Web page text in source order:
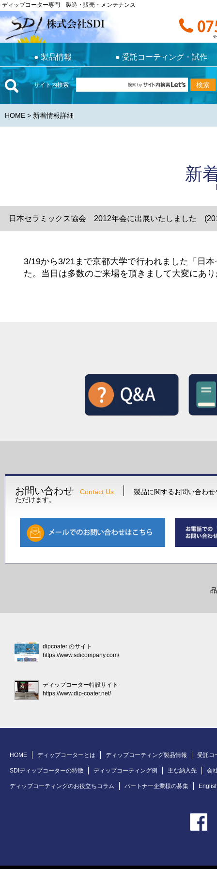
ディップコーター専門 製造・販売・メンテナンス
受
●製品情報 ● 受託コーティング・試作
ディップコーター専門 製造・販売・メンテナンス
受付時間
●製品情報 受託コーティング・試作
サイト内検索
HOME> 新着情報詳細
新
日本セラミックス協会 2012年会に出展いたしました
3/19から3/21まで京都大学で行われました「日
た。当日は多数のご来場を頂きまして大変にあ
お問い合わせ Contact Us
製品に関するお問い合わ
ただけます。
dipcoater のサイト
https://www.sdicompany.com/
ディップコーター特設サイト
https://www.dip-coater.net/
HOME ディップコーターとは ディップコーティング製品情報 受託コ
SDIディップコーターの特徴 ディップコーティング例 主な納入先 会
ディップコーティングのお役立ちコラム パートナー企業様の募集